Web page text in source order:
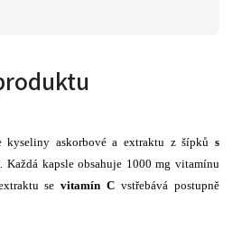
kyseliny askorbové a extraktu z šípkůs
. Každá kapsle obsahuje 1000 mg vitamínu
sevitamín C vstřebává postupně